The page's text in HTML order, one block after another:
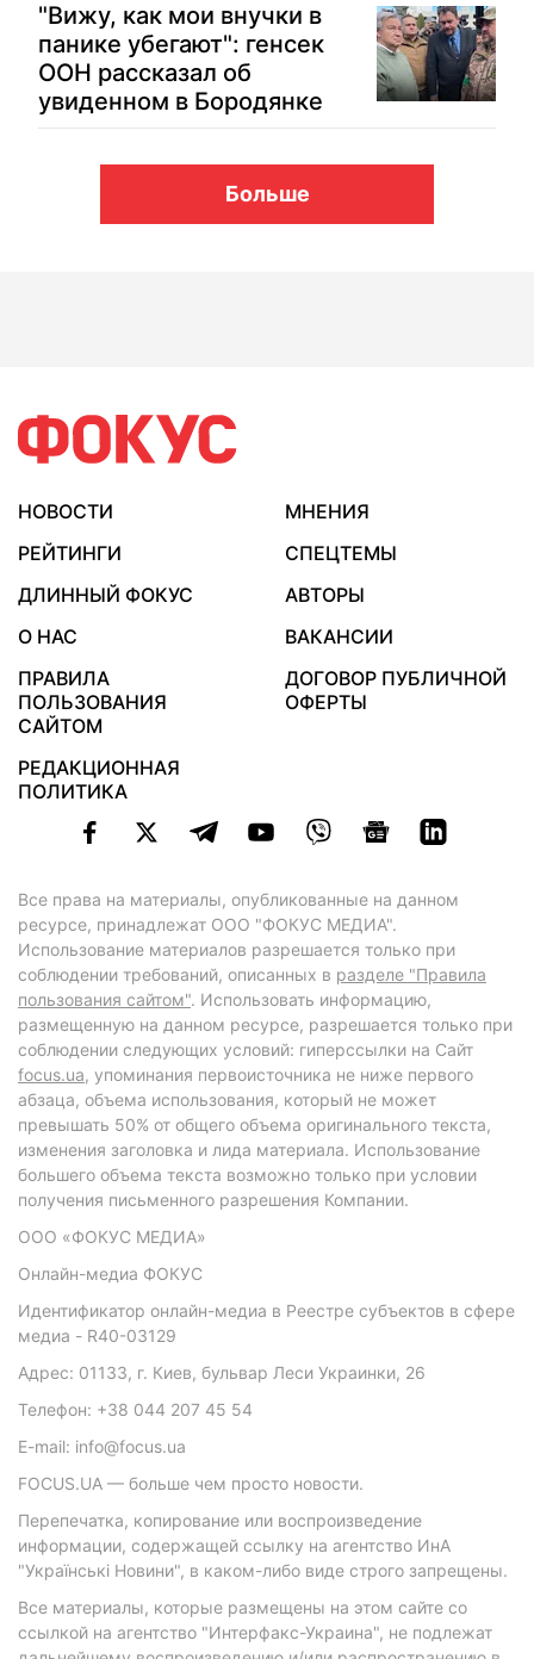
"Вижу, как мои внучки в
панике убегают": генсек
ООН рассказал об
увиденном в Бородянке
Больше
НОВОСТИ
МНЕНИЯ
РЕЙТИНГИ
СПЕЦТЕМЫ
ДЛИННЫЙ ФОКУС
АВТОРЫ
О НАС
ВАКАНСИИ
ПРАВИЛА
ПОЛЬЗОВАНИЯ
САЙТОМ
ДОГОВОР ПУБЛИЧНОЙ
ОФЕРТЫ
РЕДАКЦИОННАЯ
ПОЛИТИКА
Все права на материалы, опубликованные на данном
ресурсе, принадлежат ООО "ФОКУС МЕДИА".
Использование материалов разрешается только при
соблюдении требований, описанных в разделе "Правила
пользования сайтом". Использовать информацию,
размещенную на данном ресурсе, разрешается только при
соблюдении следующих условий: гиперссылки на Сайт
focus.ua, упоминания первоисточника не ниже первого
абзаца, объема использования, который не может
превышать 50% от общего объема оригинального текста,
изменения заголовка и лида материала. Использование
большего объема текста возможно только при условии
получения письменного разрешения Компании.
ООО «ФОКУС МЕДИА»
Онлайн-медиа ФОКУС
Идентификатор онлайн-медиа в Реестре субъектов в сфере
медиа - R40-03129
Адрес: 01133, г. Киев, бульвар Леси Украинки, 26
Телефон: +38 044 207 45 54
E-mail: info@focus.ua
FOCUS.UA — больше чем просто новости.
Перепечатка, копирование или воспроизведение
информации, содержащей ссылку на агентство ИнА
"Українські Новини", в каком-либо виде строго запрещены.
Все материалы, которые размещены на этом сайте со
ссылкой на агентство "Интерфакс-Украина", не подлежат